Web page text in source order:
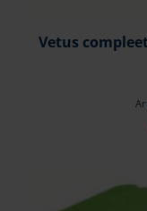
Vetus